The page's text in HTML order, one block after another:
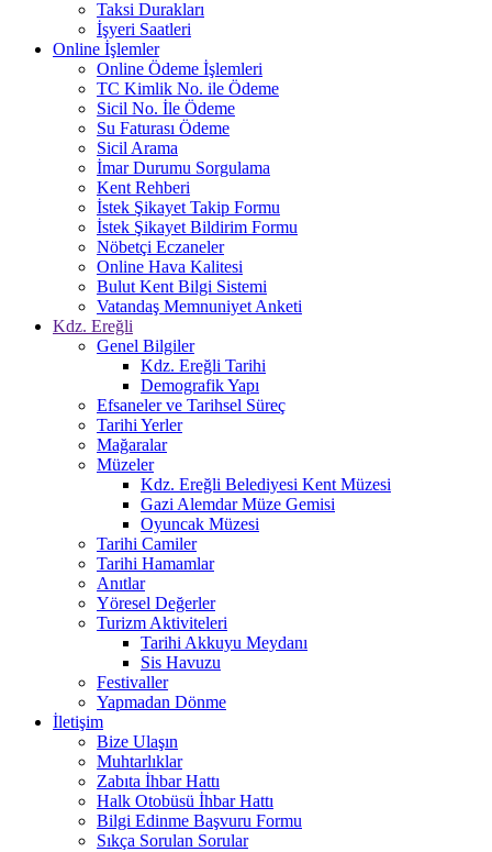
Taksi Durakları
İşyeri Saatleri
Online İşlemler
Online Ödeme İşlemleri
TC Kimlik No. ile Ödeme
Sicil No. İle Ödeme
Su Faturası Ödeme
Sicil Arama
İmar Durumu Sorgulama
Kent Rehberi
İstek Şikayet Takip Formu
İstek Şikayet Bildirim Formu
Nöbetçi Eczaneler
Online Hava Kalitesi
Bulut Kent Bilgi Sistemi
Vatandaş Memnuniyet Anketi
Kdz. Ereğli
Genel Bilgiler
Kdz. Ereğli Tarihi
Demografik Yapı
Efsaneler ve Tarihsel Süreç
Tarihi Yerler
Mağaralar
Müzeler
Kdz. Ereğli Belediyesi Kent Müzesi
Gazi Alemdar Müze Gemisi
Oyuncak Müzesi
Tarihi Camiler
Tarihi Hamamlar
Anıtlar
Yöresel Değerler
Turizm Aktiviteleri
Tarihi Akkuyu Meydanı
Sis Havuzu
Festivaller
Yapmadan Dönme
İletişim
Bize Ulaşın
Muhtarlıklar
Zabıta İhbar Hattı
Halk Otobüsü İhbar Hattı
Bilgi Edinme Başvuru Formu
Sıkça Sorulan Sorular